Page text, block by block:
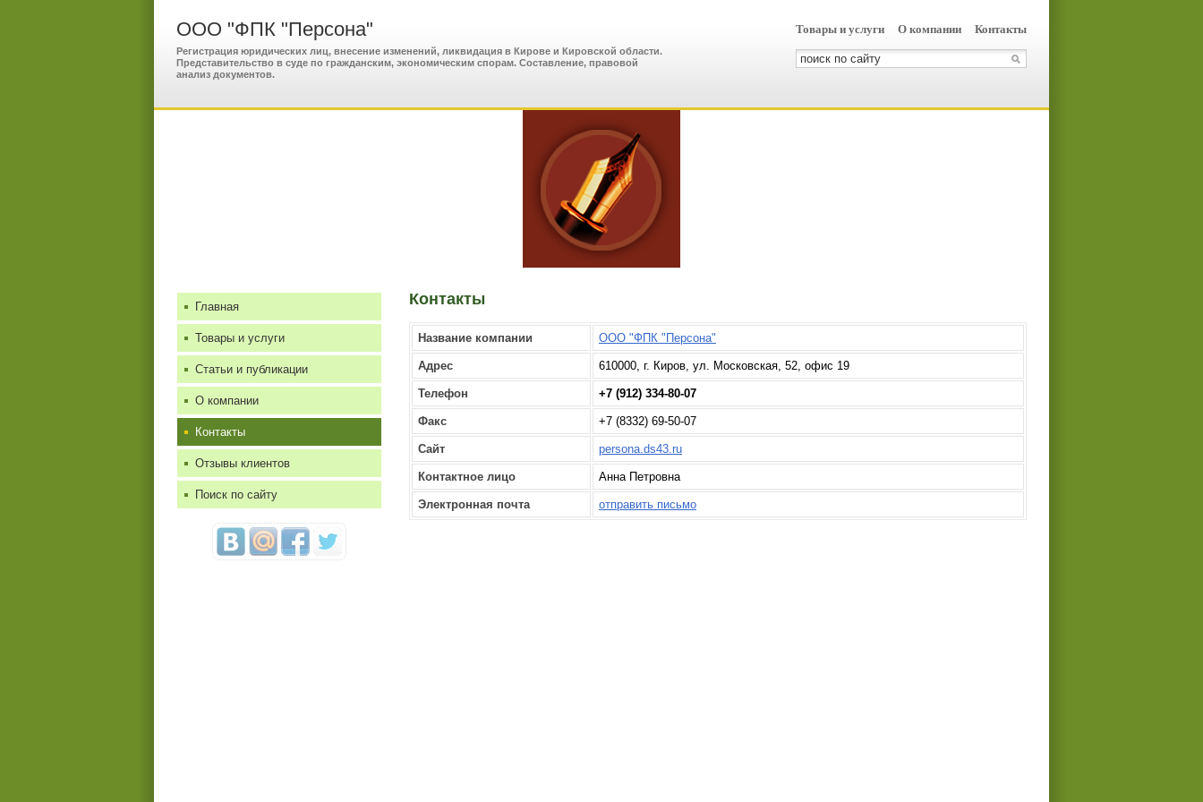
ООО "ФПК "Персона"
Регистрация юридических лиц, внесение изменений, ликвидация в Кирове и Кировской области.
Представительство в суде по гражданским, экономическим спорам. Составление, правовой
анализ документов.
Товары и услуги О компании Контакты
Контакты
Название компании ООО "ФПК "Персона"
Адрес 610000, г. Киров, ул. Московская, 52, офис 19
Телефон +7 (912) 334-80-07
Факс +7 (8332) 69-50-07
Сайт persona.ds43.ru
Контактное лицо Анна Петровна
Электронная почта отправить письмо
Главная
Товары и услуги
Статьи и публикации
О компании
Контакты
Отзывы клиентов
Поиск по сайту